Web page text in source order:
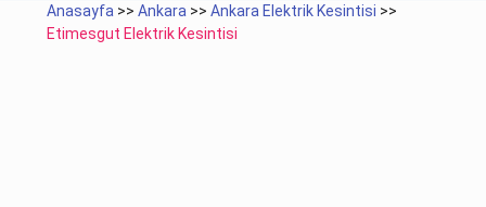
Anasayfa >>Ankara >>Ankara Elektrik Kesintisi >>
Etimesgut Elektrik Kesintisi